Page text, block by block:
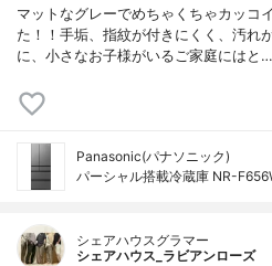
マットなグレーでめちゃくちゃカッコ
た！！手垢、指紋が付きにくく、汚れ
に、小さなお子様がいるご家庭にはと…
Panasonic(パナソニック)
パーシャル搭載冷蔵庫 NR-
シェアハウスグラマー
シェアハウス_ラビアンローズ